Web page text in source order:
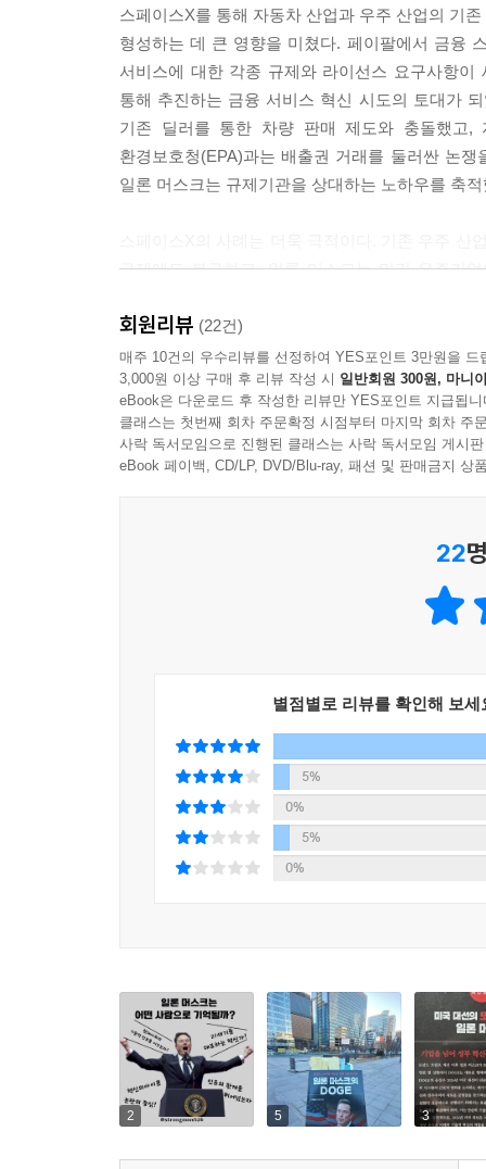
스페이스X를 통해 자동차 산업과 우주 산업의 기
형성하는 데 큰 영향을 미쳤다. 페이팔에서 금융
서비스에 대한 각종 규제와 라이선스 요구사항
통해 추진하는 금융 서비스 혁신 시도의 토대가
기존 딜러를 통한 차량 판매 제도와 충돌했고,
환경보호청(EPA)과는 배출권 거래를 둘러싼 논
일론 머스크는 규제기관을 상대하는 노하우를 축
규제에도 불구하고, 일론 머스크는 민간 우주기
통해 소셜미디어와 AI 규제에 도전하고 있다.
프라이버시, AI 윤리 등의 영역에서 기존 규제 체
식품의약국(FDA)의 의료기기 규제와 맞닥뜨리고
이러한 일련의 경험들은 일론 머스크의 규제기관
것임을 보여준다. 그의 DOGE 구상 역시 이러한
통한 거버넌스 혁신이라는 제3의 길을 모색하는 것
하지만 이러한 시도가 성공하기 위해서는 몇 가
정치권력으로서의 머스크, 그의 혁신 비전을 분석
정부 혁신을 향한 일론 머스크의 비전은 그의
접근방식을 정부 영역에도 적용하려 한다. 이는
일론 머스크의 정부 혁신 비전은 불필요한 ‘규제
둘째는 정부 효율화이다. 일론 머스크는 정부
활용하여 불필요한 행정 인력과 비용을 절감하
비효율적인 업무를 AI로 대체함으로써 인건비를
부처를 통합하고, 각 기관이 최소한의 자원으로
회원리뷰 (22건)
매주 10건의 우수리뷰를 선정하여 YES포인트 3만원을 드
3,000원 이상 구매 후 리뷰 작성 시 일반회원 300원, 마니
eBook은 다운로드 후 작성한 리뷰만 YES포인트 지급됩니
클래스는 첫번째 회차 주문확정 시점부터 마지막 회차 주
사락 독서모임으로 진행된 클래스는 사락 독서모임 게시
eBook 페이백, CD/LP, DVD/Blu-ray, 패션 및 판매금지 상
22
별점별로 리뷰를 확인해 보세
5%
0%
5%
0%
2 5 3